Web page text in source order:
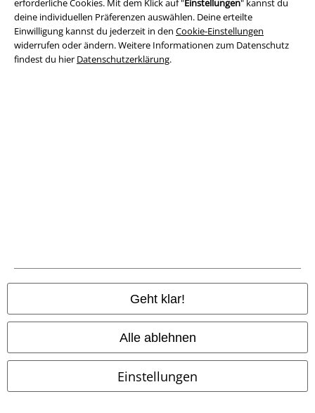
erforderliche Cookies. Mit dem Klick auf "Einstellungen" kannst du
deine individuellen Präferenzen auswählen. Deine erteilte
Einwilligung kannst du jederzeit in den Cookie-Einstellungen
widerrufen oder ändern. Weitere Informationen zum Datenschutz
findest du hier Datenschutzerklärung.
Geht klar!
Alle ablehnen
Einstellungen
Zahlungsarten
Nachnahme